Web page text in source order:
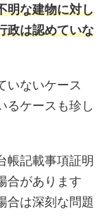
明な建物に対し
政は認めていな
いないケース
るケースも珍し
帳記載事項証明
合があります
合は深刻な問題